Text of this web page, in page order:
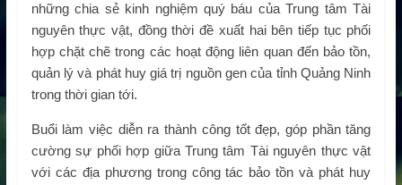
những chia sẻ kinh nghiệm quý báu của Trung tâm Tài
nguyên thực vật, đồng thời đề xuất hai bên tiếp tục phối
hợp chặt chẽ trong các hoạt động liên quan đến bảo tồn,
quản lý và phát huy giá trị nguồn gen của tỉnh Quảng Ninh
trong thời gian tới.
Buổi làm việc diễn ra thành công tốt đẹp, góp phần tăng
cường sự phối hợp giữa Trung tâm Tài nguyên thực vật
với các địa phương trong công tác bảo tồn và phát huy